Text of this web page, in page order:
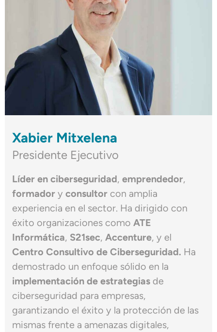
Xabier Mitxelena
Presidente Ejecutivo
Líder en ciberseguridad, emprendedor,
formador y consultor con amplia
experiencia en el sector. Ha dirigido con
éxito organizaciones como ATE
Informática, S21sec, Accenture, y el
Centro Consultivo de Ciberseguridad. Ha
demostrado un enfoque sólido en la
implementación de estrategias de
ciberseguridad para empresas,
garantizando el éxito y la protección de las
mismas frente a amenazas digitales,